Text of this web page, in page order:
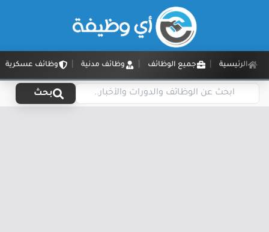
الرئيسية جميع الوظائف وظائف مدنية وظائف عسكرية
بحث